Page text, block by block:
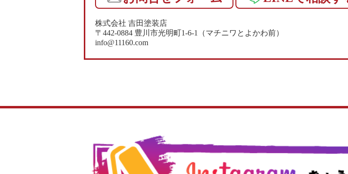
株式会社 吉田塗装店
〒442-0884 豊川市光明町1-6-1（マチニワとよかわ前）
info@11160.com